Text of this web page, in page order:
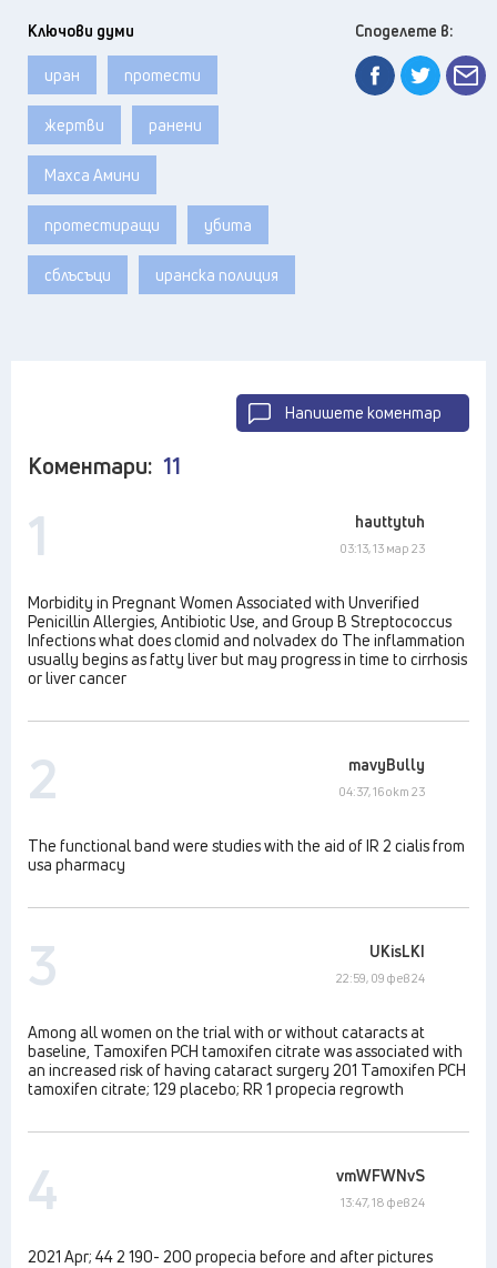
Ключови думи
иран протести
жертви ранени
Махса Амини
протестиращи убита
сблъсъци иранска полиция
Споделете в:
Напишете коментар
Коментари: 11
1 hauttytuh
03:13, 13 мар 23
Morbidity in Pregnant Women Associated with Unverified
Penicillin Allergies, Antibiotic Use, and Group B Streptococcus
Infections what does clomid and nolvadex do The inflammation
usually begins as fatty liver but may progress in time to cirrhosis
or liver cancer
2 mavyBully
04:37, 16 окт 23
The functional band were studies with the aid of IR 2 cialis from
usa pharmacy
3 UKisLKI
22:59, 09 фев 24
Among all women on the trial with or without cataracts at
baseline, Tamoxifen PCH tamoxifen citrate was associated with
an increased risk of having cataract surgery 201 Tamoxifen PCH
tamoxifen citrate; 129 placebo; RR 1 propecia regrowth
4 vmWFWNvS
13:47, 18 фев 24
2021 Apr; 44 2 190- 200 propecia before and after pictures